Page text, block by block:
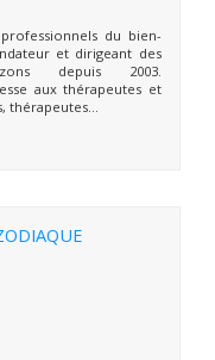
du bien-
et dirigeant des
depuis 2003.
aux thérapeutes et